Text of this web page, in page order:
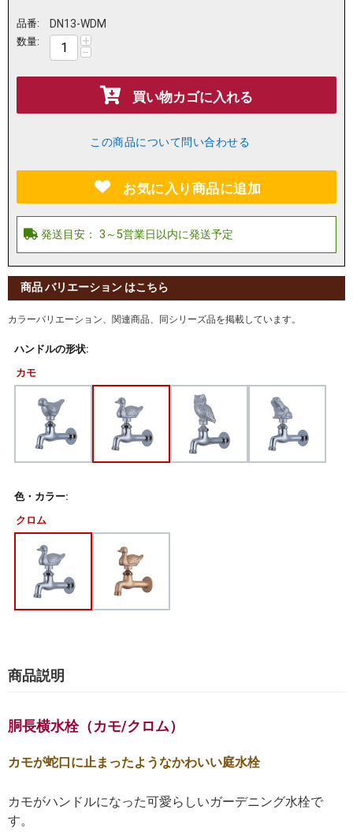
品番: DN13-WDM
数量: +
−
買い物カゴに入れる
この商品について問い合わせる
お気に入り商品に追加
商品 バリエーション はこちら
カラーバリエーション、関連商品、同シリーズ品を掲載しています。
ハンドルの形状:
カモ
色・カラー:
クロム
商品説明
胴長横水栓（カモ/クロム）
カモが蛇口に止まったようなかわいい庭水栓
カモがハンドルになった可愛らしいガーデニング水栓で
す。